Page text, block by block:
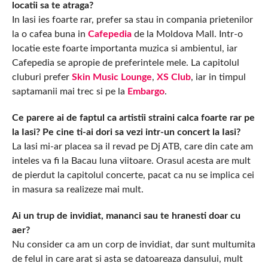
locatii sa te atraga?
In Iasi ies foarte rar, prefer sa stau in compania prietenilor
la o cafea buna in Cafepediade la Moldova Mall. Intr-o
locatie este foarte importanta muzica si ambientul, iar
Cafepedia se apropie de preferintele mele. La capitolul
cluburi prefer Skin Music Lounge, XS Club, iar in timpul
saptamanii mai trec si pe la Embargo.
Ce parere ai de faptul ca artistii straini calca foarte rar pe
la Iasi? Pe cine ti-ai dori sa vezi intr-un concert la Iasi?
La Iasi mi-ar placea sa il revad pe Dj ATB, care din cate am
inteles va fi la Bacau luna viitoare. Orasul acesta are mult
de pierdut la capitolul concerte, pacat ca nu se implica cei
in masura sa realizeze mai mult.
Ai un trup de invidiat, mananci sau te hranesti doar cu
aer?
Nu consider ca am un corp de invidiat, dar sunt multumita
de felul in care arat si asta se datoareaza dansului, mult